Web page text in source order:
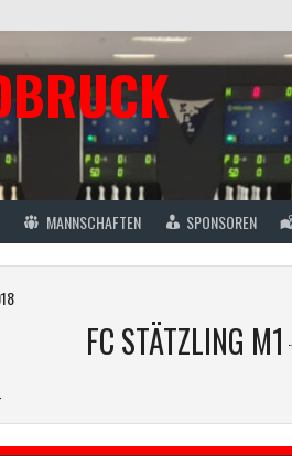
MANNSCHAFTEN SPONSOREN
FC STÄTZLING M1